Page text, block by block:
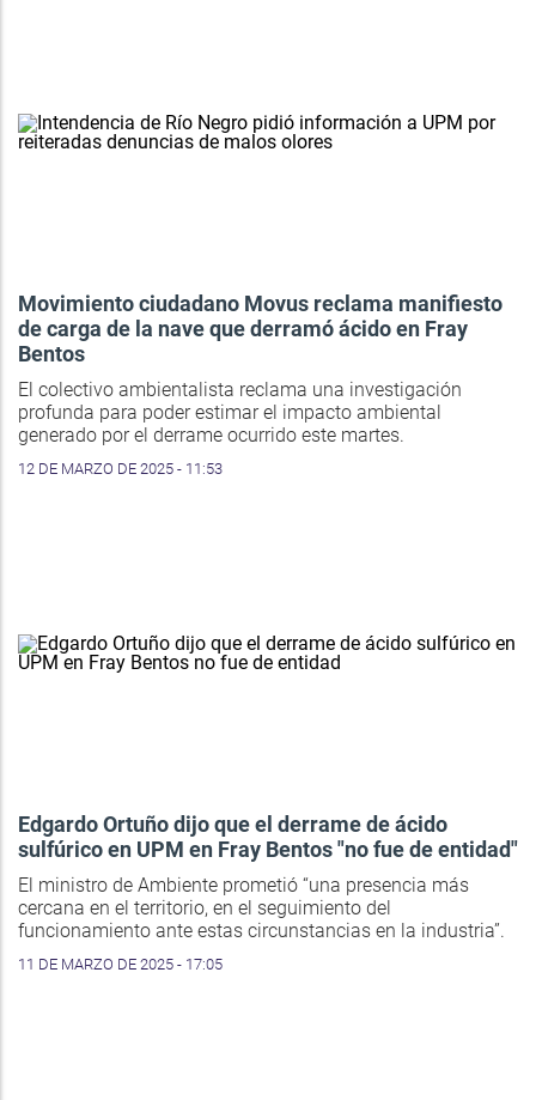
Movimiento ciudadano Movus reclama manifiesto
de carga de la nave que derramó ácido en Fray
Bentos
El colectivo ambientalista reclama una investigación
profunda para poder estimar el impacto ambiental
generado por el derrame ocurrido este martes.
12 DE MARZO DE 2025 - 11:53
Edgardo Ortuño dijo que el derrame de ácido
sulfúrico en UPM en Fray Bentos "no fue de entidad"
El ministro de Ambiente prometió “una presencia más
cercana en el territorio, en el seguimiento del
funcionamiento ante estas circunstancias en la industria”.
11 DE MARZO DE 2025 - 17:05